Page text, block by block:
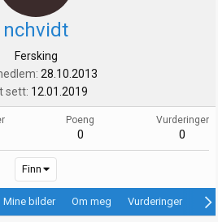
nchvidt
Fersking
28.10.2013
sett 12.01.2019
Poeng
0
Vurderinger
0
Finn
Mine bilder Om meg Vurderinger